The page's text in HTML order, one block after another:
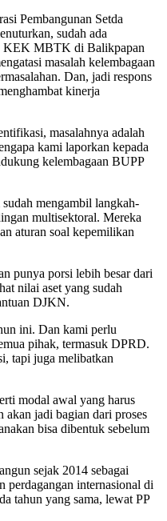
Pembangunan Setda
sudah ada
KEK MBTK di Balikpapan
masalah kelembagaan
Dan, jadi respons
kinerja
masalahnya adalah
kami laporkan kepada
kelembagaan BUPP
mengambil langkah-
multisektoral. Mereka
aturan soal kepemilikan
punya porsi lebih besar dari
nilai aset yang sudah
DJKN.
ini. Dan kami perlu
pihak, termasuk DPRD.
tapi juga melibatkan
modal awal yang harus
akan jadi bagian dari proses
bisa dibentuk sebelum
sejak 2014 sebagai
perdagangan internasional di
tahun yang sama, lewat PP